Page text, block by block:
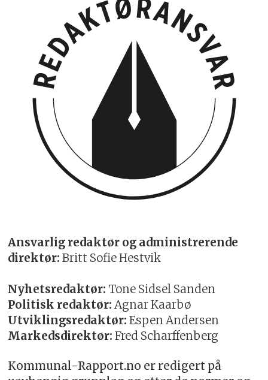
Ansvarlig redaktør og administrerende
direktør: Britt Sofie Hestvik
Nyhetsredaktør: Tone Sidsel Sanden
Politisk redaktør: Agnar Kaarbø
Utviklingsredaktør: Espen Andersen
Markedsdirektør: Fred Scharffenberg
Kommunal-Rapport.no er redigert på